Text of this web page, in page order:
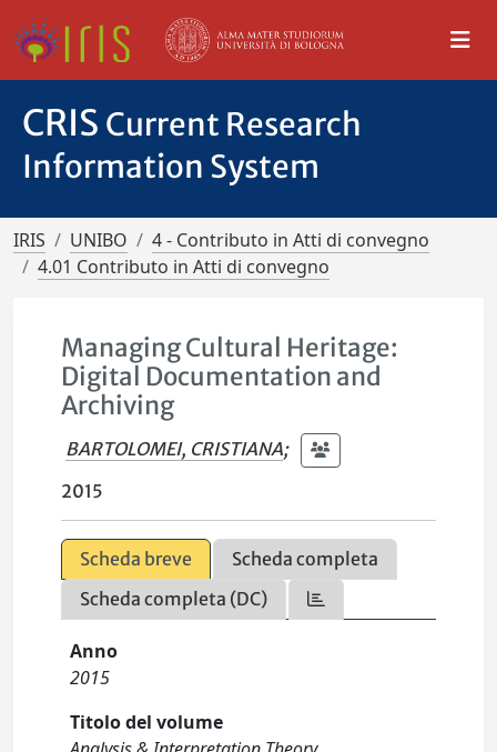
CRIS Current Research
Information System
IRIS UNIBO
4 - Contributo in Atti di convegno
4.01 Contributo in Atti di convegno
Managing Cultural Heritage:
Digital Documentation and
Archiving
BARTOLOMEI, CRISTIANA;
2015
Scheda breve
Scheda completa
Scheda completa (DC)
Anno
2015
Titolo del volume